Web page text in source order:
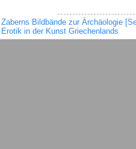
Zaberns Bildbände zur Ärchäologie
Erotik in der Kunst Griechenlands